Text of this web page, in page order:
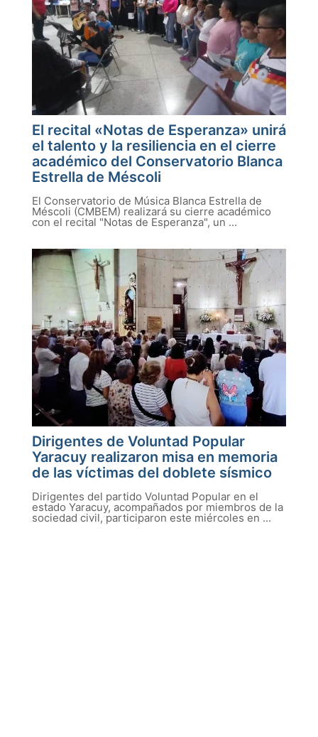
El recital «Notas de Esperanza» unirá
el talento y la resiliencia en el cierre
académico del Conservatorio Blanca
Estrella de Méscoli
El Conservatorio de Música Blanca Estrella de
Méscoli (CMBEM) realizará su cierre académico
con el recital "Notas de Esperanza", un ...
Dirigentes de Voluntad Popular
Yaracuy realizaron misa en memoria
de las víctimas del doblete sísmico
Dirigentes del partido Voluntad Popular en el
estado Yaracuy, acompañados por miembros de la
sociedad civil, participaron este miércoles en ...